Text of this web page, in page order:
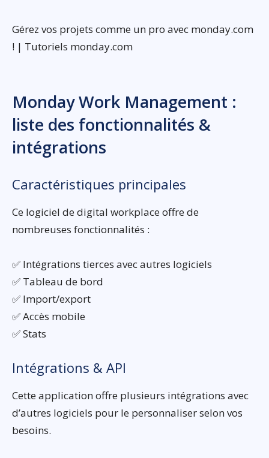
Gérez vos projets comme un pro avec monday.com
! | Tutoriels monday.com
Monday Work Management :
liste des fonctionnalités &
intégrations
Caractéristiques principales
Ce logiciel de digital workplace offre de
nombreuses fonctionnalités :
✅ Intégrations tierces avec autres logiciels
✅ Tableau de bord
✅ Import/export
✅ Accès mobile
✅ Stats
Intégrations & API
Cette application offre plusieurs intégrations avec
d’autres logiciels pour le personnaliser selon vos
besoins.